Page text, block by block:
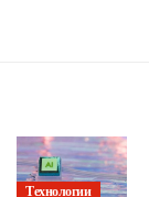
Технологии